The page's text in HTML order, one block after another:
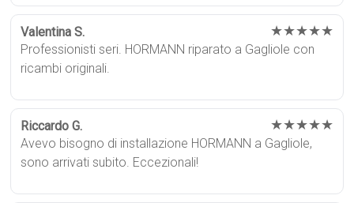
Valentina S. ★★★★★
Professionisti seri. HORMANN riparato a Gagliole con
ricambi originali.
Riccardo G. ★★★★★
Avevo bisogno di installazione HORMANN a Gagliole,
sono arrivati subito. Eccezionali!